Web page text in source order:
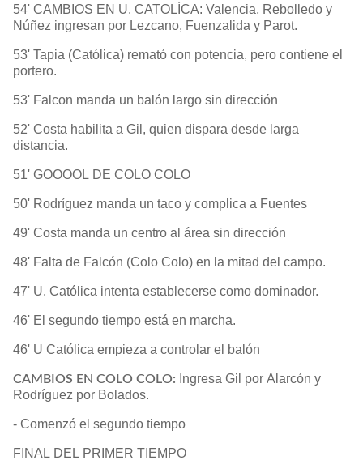
54' CAMBIOS EN U. CATOLÍCA: Valencia, Rebolledo y
Núñez ingresan por Lezcano, Fuenzalida y Parot.
53' Tapia (Católica) remató con potencia, pero contiene el
portero.
53' Falcon manda un balón largo sin dirección
52' Costa habilita a Gil, quien dispara desde larga
distancia.
51' GOOOOL DE COLO COLO
50' Rodríguez manda un taco y complica a Fuentes
49' Costa manda un centro al área sin dirección
48' Falta de Falcón (Colo Colo) en la mitad del campo.
47' U. Católica intenta establecerse como dominador.
46' El segundo tiempo está en marcha.
46' U Católica empieza a controlar el balón
CAMBIOS EN COLO COLO: Ingresa Gil por Alarcón y
Rodríguez por Bolados.
- Comenzó el segundo tiempo
FINAL DEL PRIMER TIEMPO